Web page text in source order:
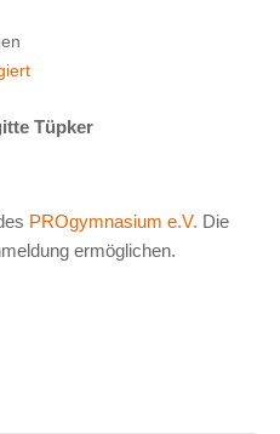
Tüpker
PROgymnasium e.V. Die
ermöglichen.